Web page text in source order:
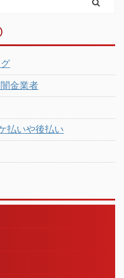
金業者
払いや後払い